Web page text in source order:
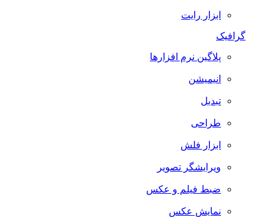
ابزار رایت
گرافیک
پلاگین نرم افزارها
انیمیشن
تبدیل
طراحی
ابزار فلش
ویرایشگر تصویر
ضبط فيلم و عكس
نمایش عکس